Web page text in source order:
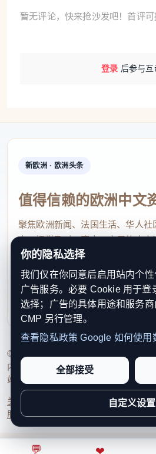
💬 ❤
暂无评论，快来抢沙发吧！首评可
登录 后参与互
新欧洲 · 欧洲头条
值得信赖的欧洲中文
聚焦欧洲新闻、法国生活、华人
点，提供及时、真实、实用的中
速了解欧洲动态。
contact@xinouzhou.com
服务支持、版权与合作：工作日优
利通知
© 2026 新欧洲·欧洲头条. All Rights
内容透明度、联系方式与用户权利说
站点完整度。
关于我们 编辑规范日期归档
服务条款联系我们
你的隐私选择
我们仅在你同意后启用站内个
广告服务。必要 Cookie 用于登
选择；广告的具体用途和服务
CMP 另行管理。
查看隐私政策 Google 如何使用
全部接受
自定义设置